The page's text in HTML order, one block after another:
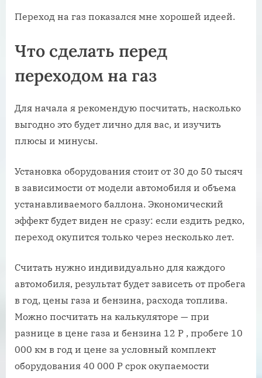
Переход на газ показался мне хорошей идеей.
Что сделать перед
переходом на газ
Для начала я рекомендую посчитать, насколько
выгодно это будет лично для вас, и изучить
плюсы и минусы.
Установка оборудования стоит от 30 до 50 тысяч
в зависимости от модели автомобиля и объема
устанавливаемого баллона. Экономический
эффект будет виден не сразу: если ездить редко,
переход окупится только через несколько лет.
Считать нужно индивидуально для каждого
автомобиля, результат будет зависеть от пробега
в год, цены газа и бензина, расхода топлива.
Можно посчитать на калькуляторе — при
разнице в цене газа и бензина 12 Р , пробеге 10
000 км в год и цене за условный комплект
оборудования 40 000 Р срок окупаемости